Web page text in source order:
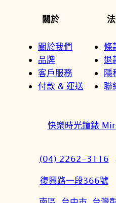
關於
關於我們
品牌
客戶服務
付款 & 運送
條
退
隱
聯
快樂時光鐘錶
(04) 2262-3116
復興路一段366號